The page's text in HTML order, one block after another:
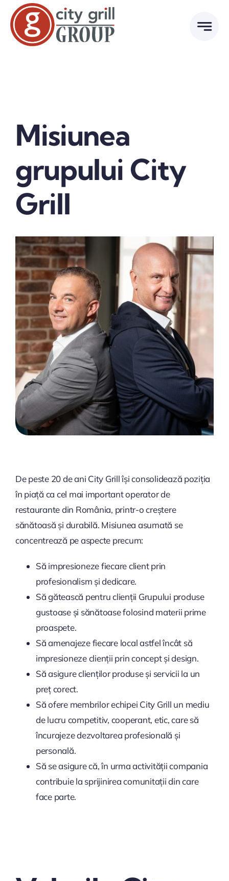
content
Misiunea
grupului City
Grill
De peste 20 de ani City Grill își consolidează poziția
în piață ca cel mai important operator de
restaurante din România, printr-o creștere
sănătoasă și durabilă. Misiunea asumată se
concentrează pe aspecte precum:
Să impresioneze fiecare client prin
profesionalism și dedicare.
Să gătească pentru clienții Grupului produse
gustoase și sănătoase folosind materii prime
proaspete.
Să amenajeze fiecare local astfel încât să
impresioneze clienții prin concept și design.
Să asigure clienților produse și servicii la un
preț corect.
Să ofere membrilor echipei City Grill un mediu
de lucru competitiv, cooperant, etic, care să
încurajeze dezvoltarea profesională și
personală.
Să se asigure că, în urma activității compania
contribuie la sprijinirea comunitații din care
face parte.